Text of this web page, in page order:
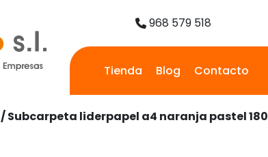
968 579 518
Tienda Blog Contacto
/ Subcarpeta liderpapel a4 naranja pastel